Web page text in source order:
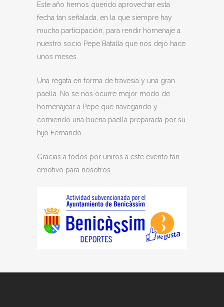
Este año hemos querido aprovechar esta
fecha tan señalada, en la que siempre hay
mucha participación, para rendir homenaje a
nuestro socio Pepe Batalla que nos dejó hace
unos meses.
Una regata en forma de travesía y una gran
paella. No se nos ocurre mejor modo de
homenajear a Pepe que navegando y
comiendo una buena paella preparada por su
hijo Fernando.
Gracias a todos por uniros a este evento tan
emotivo para nosotros.